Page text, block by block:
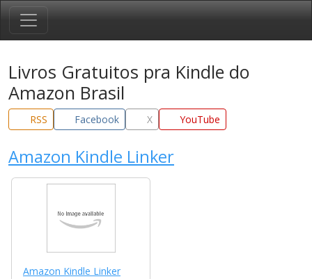
Livros Gratuitos pra Kindle do
Amazon Brasil
RSS Facebook X YouTube
Amazon Kindle Linker
Amazon Kindle Linker